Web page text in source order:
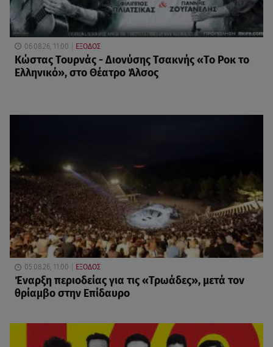
06.08.26, 11:00 ΕΞΟΔΟΣ
Κώστας Τουρνάς - Διονύσης Τσακνής «Το Ροκ το
Ελληνικό», στο Θέατρο Άλσος
05.08.26, 11:00 ΕΞΟΔΟΣ
Έναρξη περιοδείας για τις «Τρωάδες», μετά τον
θρίαμβο στην Επίδαυρο